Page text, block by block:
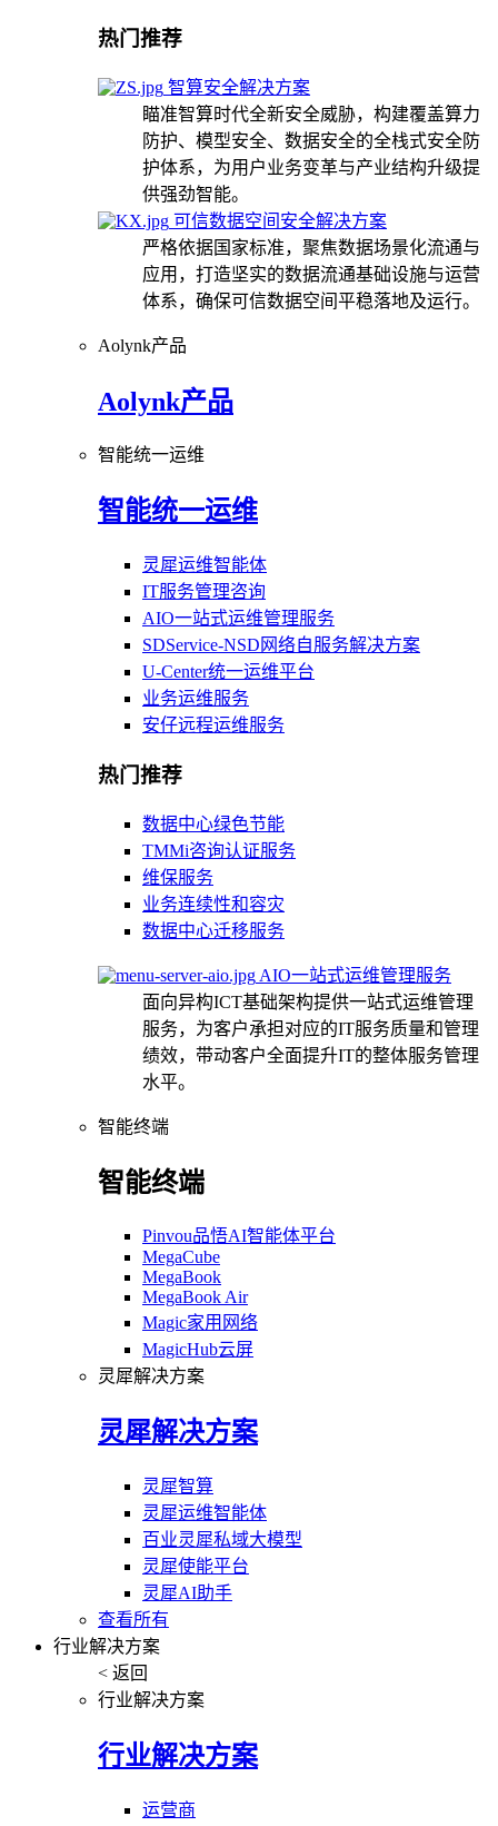
热门推荐
智算安全解决方案
瞄准智算时代全新安全威胁，构建覆盖算力
防护、模型安全、数据安全的全栈式安全防
护体系，为用户业务变革与产业结构升级提
供强劲智能。
可信数据空间安全解决方案
严格依据国家标准，聚焦数据场景化流通与
应用，打造坚实的数据流通基础设施与运营
体系，确保可信数据空间平稳落地及运行。
Aolynk产品
Aolynk产品
智能统一运维
智能统一运维
灵犀运维智能体
IT服务管理咨询
AIO一站式运维管理服务
SDService-NSD网络自服务解决方案
U-Center统一运维平台
业务运维服务
安仔远程运维服务
热门推荐
数据中心绿色节能
TMMi咨询认证服务
维保服务
业务连续性和容灾
数据中心迁移服务
AIO一站式运维管理服务
面向异构ICT基础架构提供一站式运维管理
服务，为客户承担对应的IT服务质量和管理
绩效，带动客户全面提升IT的整体服务管理
水平。
智能终端
智能终端
Pinvou品悟AI智能体平台
MegaCube
MegaBook
MegaBook Air
Magic家用网络
MagicHub云屏
灵犀解决方案
灵犀解决方案
灵犀智算
灵犀运维智能体
百业灵犀私域大模型
灵犀使能平台
灵犀AI助手
查看所有
行业解决方案
< 返回
行业解决方案
行业解决方案
运营商